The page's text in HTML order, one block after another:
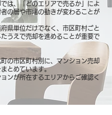
は、「どのエリアで売るか」によ
の層や市場の動きが変わることが
県単位だけでなく、市区町村ごと
うえで売却を進めることが重要で
の市区町村別に、マンション売却
とめています。
ンが所在するエリアからご確認く